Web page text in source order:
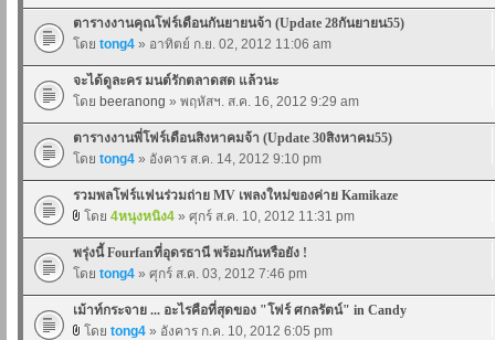
ตารางงานคุณโฟร์เดือนกันยายนจ้า (Update 28กันยายน55)
โดย tong4 » อาทิตย์ ก.ย. 02, 2012 11:06 am
จะได้ดูละคร มนต์รักตลาดสด แล้วนะ
โดย beeranong » พฤหัสฯ. ส.ค. 16, 2012 9:29 am
ตารางงานพี่โฟร์เดือนสิงหาคมจ้า (Update 30สิงหาคม55)
โดย tong4 » อังคาร ส.ค. 14, 2012 9:10 pm
รวมพลโฟร์แฟนร่วมถ่าย MV เพลงใหม่ของค่าย Kamikaze
โดย 4หนุงหนิง4 » ศุกร์ ส.ค. 10, 2012 11:31 pm
พรุ่งนี้ Fourfanที่อุดรธานี พร้อมกันหรือยัง !
โดย tong4 » ศุกร์ ส.ค. 03, 2012 7:46 pm
เม้าท์กระจาย ... อะไรคือที่สุดของ "โฟร์ ศกลรัตน์" in Candy
โดย tong4 » อังคาร ก.ค. 10, 2012 6:05 pm